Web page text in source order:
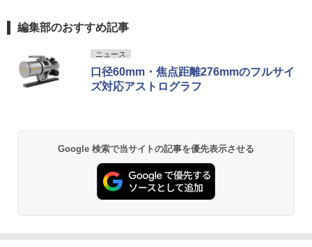
編集部のおすすめ記事
ニュース
口径60mm・焦点距離276mmのフルサイ
ズ対応アストログラフ
Google 検索で当サイトの記事を優先表示させる